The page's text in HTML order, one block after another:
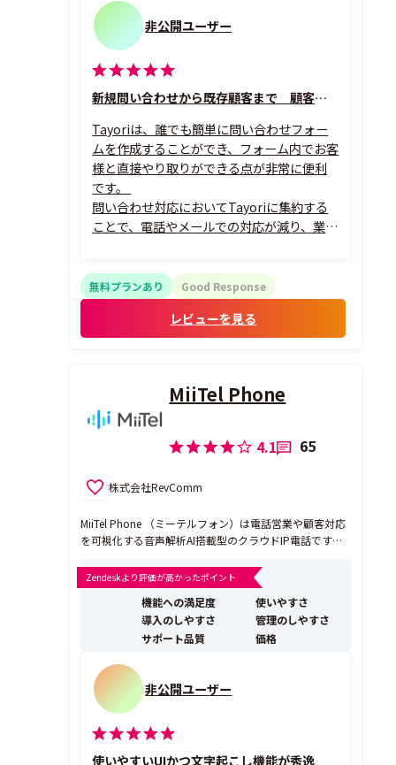
非公開ユーザー
新規問い合わせから既存顧客まで 顧客対応はこれで完結
Tayoriは、誰でも簡単に問い合わせフォー
ムを作成することができ、フォーム内でお客
様と直接やり取りができる点が非常に便利
です。
問い合わせ対応においてTayoriに集約する
ことで、電話やメールでの対応が減り、業務
対応のみでしたが、メールの場合は対応漏
れや誰が対応中か分かりづらい点、
電話の場合は通話中の着信に出られずク...
無料プランあり Good Response
レビューを見る
MiiTel Phone
4.1 65
株式会社RevComm
MiiTel Phone （ミーテルフォン）は電話営業や顧客対応
を可視化する音声解析AI搭載型のクラウドIP電話です。
入いただき、電話営業の成績向上に寄与しています。 ま
た、対話型AIソリューション市場におけるクラウドライ
センスシェアNo.1（※デロイト...
Zendeskより評価が高かったポイント
機能への満足度
使いやすさ
導入のしやすさ
管理のしやすさ
サポート品質
価格
非公開ユーザー
使いやすいUIかつ文字起こし機能が秀逸